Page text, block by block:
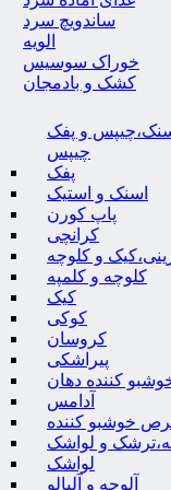
ساندویچ سرد
الویه
خوراک سوسیس
کشک و بادمجان
و پفک
چیپس
پفک
اسنک و استیک
پاپ کورن
کرانچی
و کلوچه
کلوچه و کلمپه
کیک
کوکی
کروسان
پیراشکی
کننده دهان
آدامس
خوشبو کننده
و لواشک
لواشک
آلوچه و آلبالو